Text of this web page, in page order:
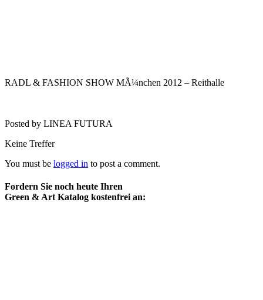
RADL & FASHION SHOW MÃ¼nchen 2012 – Reithalle
Posted by LINEA FUTURA
Keine Treffer
You must be logged in to post a comment.
Fordern Sie noch heute Ihren
Green & Art Katalog kostenfrei an: